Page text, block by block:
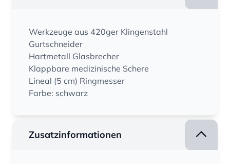
Werkzeuge aus 420ger Klingenstahl
Gurtschneider
Hartmetall Glasbrecher
Klappbare medizinische Schere
Lineal (5 cm) Ringmesser
Farbe: schwarz
Zusatzinformationen